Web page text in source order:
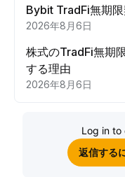
Bybit TradFi無期
2026年8月6日
株式のTradFi無期
する理由
2026年8月6日
Log in to
返信する